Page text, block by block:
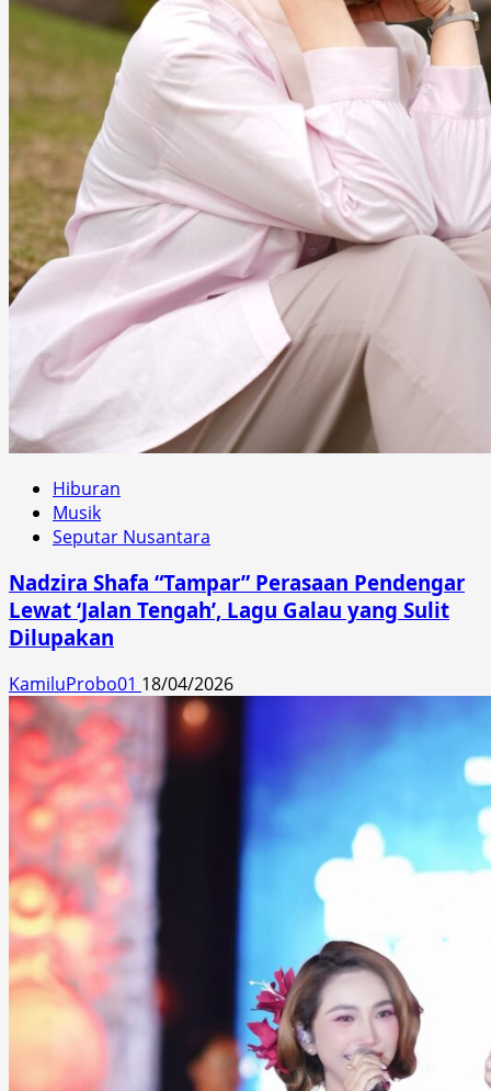
Hiburan
Musik
Seputar Nusantara
Nadzira Shafa “Tampar” Perasaan Pendengar
Lewat ‘Jalan Tengah’, Lagu Galau yang Sulit
Dilupakan
KamiluProbo01 18/04/2026